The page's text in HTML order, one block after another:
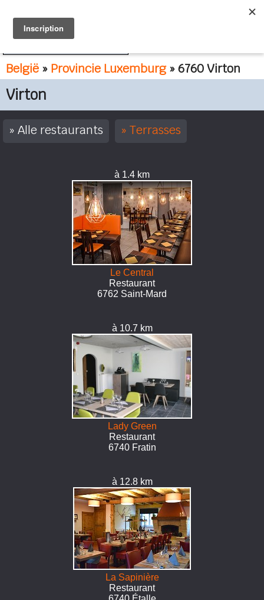
België » Provincie Luxemburg» 6760 Virton
Virton
Alle restaurants Terrasses
à 1.4 km
Le Central
Restaurant
6762 Saint-Mard
à 10.7 km
Lady Green
Restaurant
6740 Fratin
à 12.8 km
La Sapinière
Restaurant